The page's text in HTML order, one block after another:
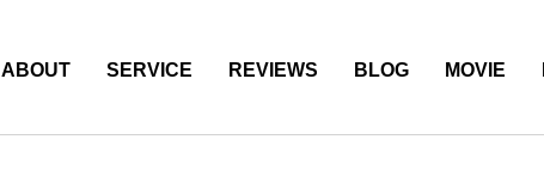
ABOUT SERVICE REVIEWS BLOG MOVIE